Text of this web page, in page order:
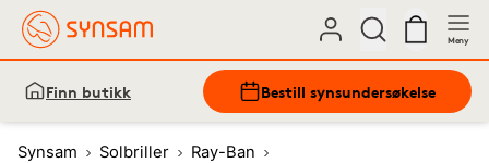
Meny
Finn butikk Bestill synsundersøkelse
Synsam Solbriller
Ray-Ban